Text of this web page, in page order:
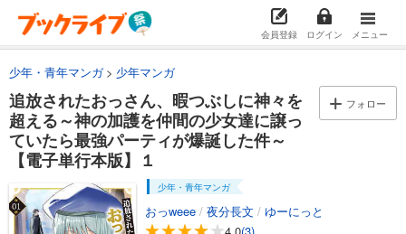
会員登録 ログイン メニュー
少年・青年マンガ 少年マンガ
追放されたおっさん、暇つぶしに神々を
超える～神の加護を仲間の少女達に譲っ
ていたら最強パーティが爆誕した件～
【電子単行本版】１
フォロー
少年・青年マンガ
おっweee / 夜分長文 / ゆーにっと